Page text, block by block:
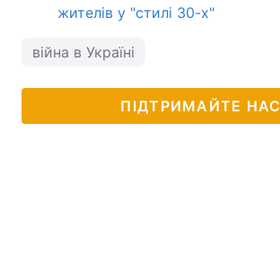
жителів у "стилі 30-х"
війна в Україні
ПІДТРИМАЙТЕ НАС